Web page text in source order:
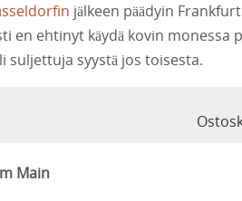
jälkeen päädyin
en ehtinyt käydä kovin monessa
suljettuja syystä jos toisesta.
Main